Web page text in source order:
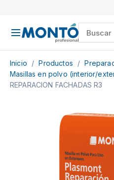
Inicio / Productos /
Masillas en polvo (interior/
REPARACION FACHADAS R3